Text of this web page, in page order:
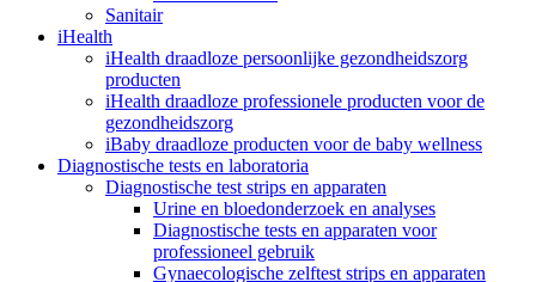
Sanitair
iHealth
iHealth draadloze persoonlijke gezondheidszorg
producten
iHealth draadloze professionele producten voor de
gezondheidszorg
iBaby draadloze producten voor de baby wellness
Diagnostische tests en laboratoria
Diagnostische test strips en apparaten
Urine en bloedonderzoek en analyses
Diagnostische tests en apparaten voor
professioneel gebruik
Gynaecologische zelftest strips en apparaten